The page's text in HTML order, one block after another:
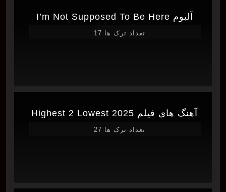
آلبوم I’m Not Supposed To Be Here
تعداد ترک ها 17
آهنگ های فیلم Highest 2 Lowest 2025
تعداد ترک ها 27